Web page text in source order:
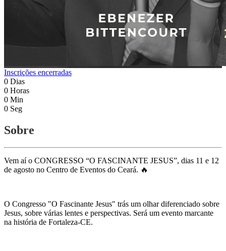
Inscrições encerradas
0 Dias
0 Horas
0 Min
0 Seg
Sobre
Vem aí o CONGRESSO “O FASCINANTE JESUS”, dias 11 e 12
de agosto no Centro de Eventos do Ceará. 🔥
O Congresso "O Fascinante Jesus" trás um olhar diferenciado sobre
Jesus, sobre várias lentes e perspectivas. Será um evento marcante
na história de Fortaleza-CE.